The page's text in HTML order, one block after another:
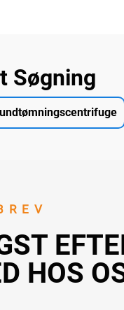
Søgning
HOS